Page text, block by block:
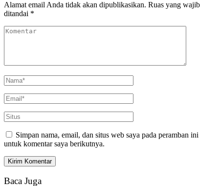
Alamat email Anda tidak akan dipublikasikan. Ruas yang wajib
ditandai *
Simpan nama, email, dan situs web saya pada peramban ini
untuk komentar saya berikutnya.
Baca Juga